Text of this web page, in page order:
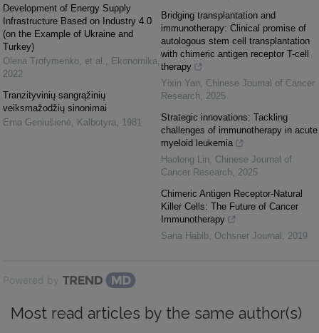
Development of Energy Supply
Infrastructure Based on Industry 4.0
(on the Example of Ukraine and
Turkey)
Olena Trofymenko, et al. , Ekonomika,
2022
Tranzityvinių sangrąžinių
veiksmažodžių sinonimai
Ema Geniušienė, Kalbotyra, 1981
Bridging transplantation and
immunotherapy: Clinical promise of
autologous stem cell transplantation
with chimeric antigen receptor T-cell
therapy
Yixin Yan, Chinese Journal of Cancer
Research, 2025
Strategic innovations: Tackling
challenges of immunotherapy in acute
myeloid leukemia
Haolong Lin, Chinese Journal of
Cancer Research, 2025
Chimeric Antigen Receptor-Natural
Killer Cells: The Future of Cancer
Immunotherapy
Sana Habib, Ochsner Journal , 2019
Powered by
Most read articles by the same author(s)